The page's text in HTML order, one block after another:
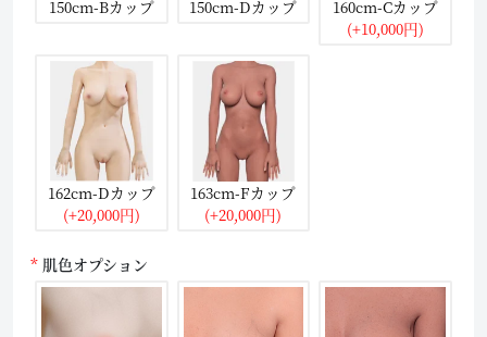
150cm-Bカップ 150cm-Dカップ
160cm-Cカップ
(+10,000円)
162cm-Dカップ
(+20,000円)
163cm-Fカップ
(+20,000円)
肌色オプション